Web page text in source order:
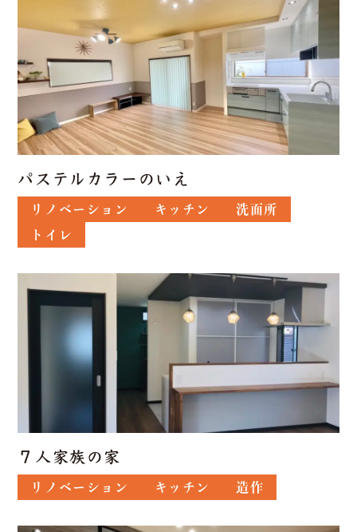
パステルカラーのいえ
リノベーション キッチン
洗面所
トイレ
７人家族の家
リノベーション キッチン 造作